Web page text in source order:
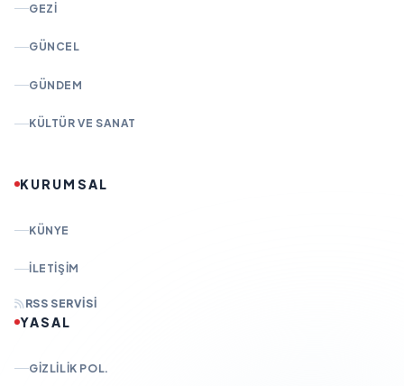
GEZI
GÜNCEL
GÜNDEM
KÜLTÜR VE SANAT
KURUMSAL
KÜNYE
İLETIŞIM
RSS SERVISI
YASAL
GIZLILIK POL.